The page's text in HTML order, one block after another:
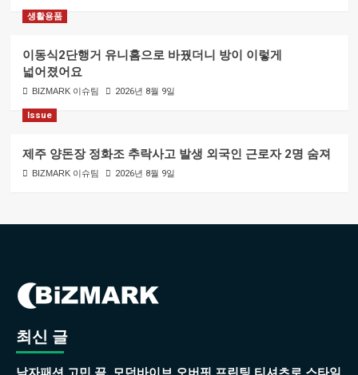
생활용품
이동식2단행거 유니홈으로 바꿨더니 방이 이렇게
넓어졌어요
BIZMARK 이슈팀 2026년 8월 9일
Issue
제주 양돈장 정화조 추락사고 발생 외국인 근로자 2명 숨져
BIZMARK 이슈팀 2026년 8월 9일
최신 글